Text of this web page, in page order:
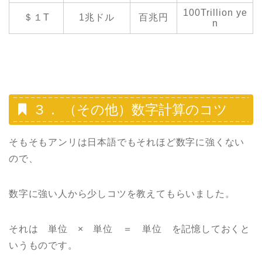
＄１T 1兆ドル 百兆円
100Trillion ye
n
３． （その他）数字計算のコツ
そもそもアンリは日本語でもそれほど数字に強くない
ので、
数字に強い人から少しコツを教えてもらいました。
それは 単位 × 単位 ＝ 単位 を記憶しておくと
いうものです。